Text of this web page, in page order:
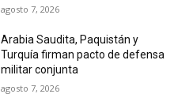
agosto 7, 2026
Arabia Saudita, Paquistán y
Turquía firman pacto de defensa
militar conjunta
agosto 7, 2026